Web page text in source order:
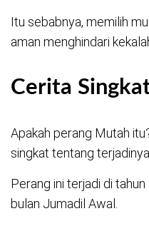
Itu sebabnya, memilih
aman menghindari
Cerita
Apakah perang Mutah
singkat tentang
Perang ini terjadi di
bulan Jumadil Awal.